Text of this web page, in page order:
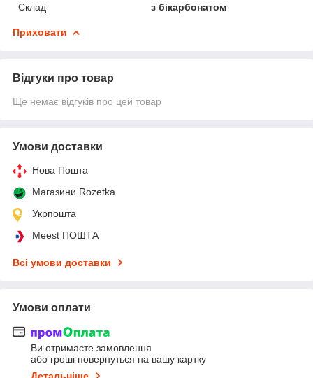
Склад
з бікарбонатом
Приховати
Відгуки про товар
Ще немає відгуків про цей товар
Умови доставки
Нова Пошта
Магазини Rozetka
Укрпошта
Meest ПОШТА
Всі умови доставки
Умови оплати
Ви отримаєте замовлення
або гроші повернуться на вашу картку